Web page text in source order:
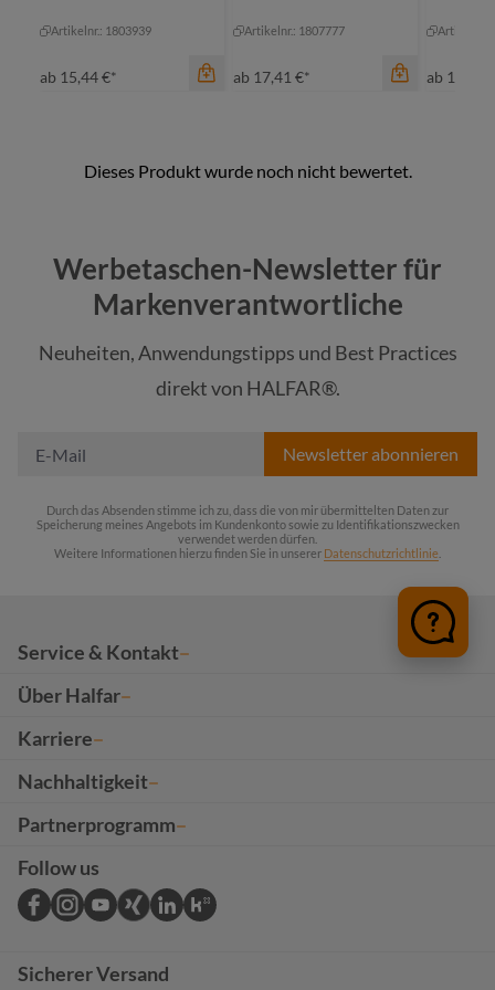
Artikelnr.: 1803939
ab 15,44 €*
Artikelnr.: 1807777
ab 17,41 €*
oliv
schwarz
Artikelnr.:
ab 16,98
Werbetaschen-Newsletter für
Markenverantwortliche
Neuheiten, Anwendungstipps und Best Practices
direkt von HALFAR®.
Newsletter abonnieren
Durch das Absenden stimme ich zu, dass die von mir übermittelten Daten zur
Speicherung meines Angebots im Kundenkonto sowie zu Identifikationszwecken
verwendet werden dürfen.
Weitere Informationen hierzu finden Sie in unserer Datenschutzrichtlinie
Service & Kontakt
Über Halfar
Karriere
Nachhaltigkeit
Partnerprogramm
Follow us
Sicherer Versand